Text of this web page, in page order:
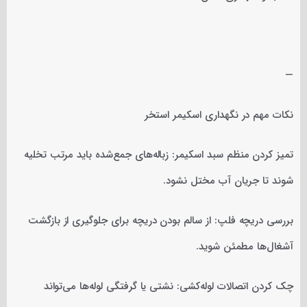
—
نکات مهم در نگهداری اسکیمر استخر
تمیز کردن منظم سبد اسکیمر: زباله‌های جمع‌شده باید مرتب تخلیه
شوند تا جریان آب مختل نشود.
بررسی دریچه فلپ: از سالم بودن دریچه برای جلوگیری از بازگشت
آشغال‌ها مطمئن شوید.
چک کردن اتصالات لوله‌کشی: نشتی یا گرفتگی لوله‌ها می‌تواند